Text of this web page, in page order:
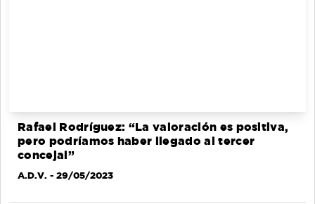
Rafael Rodríguez: “La valoración es positiva,
pero podríamos haber llegado al tercer
concejal”
A.D.V. - 29/05/2023